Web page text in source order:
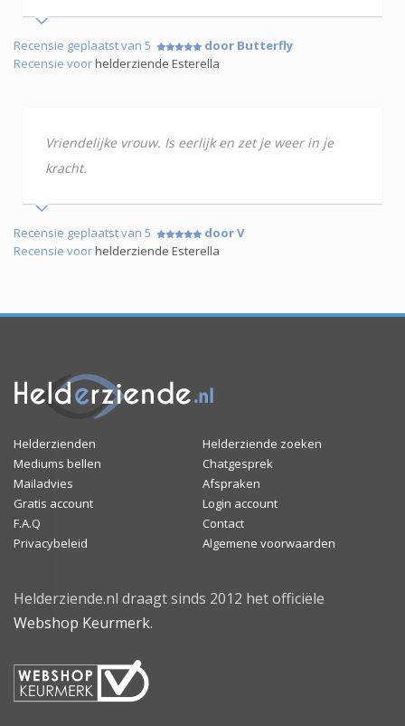
Recensie geplaatst van 5
door Butterfly
Recensie voorhelderziende Esterella
Vriendelijke vrouw. Is eerlijk en zet je weer in je
kracht.
Recensie geplaatst van 5
door V
Recensie voorhelderziende Esterella
Helderzienden
Helderziende zoeken
Mediums bellen
Chatgesprek
Mailadvies
Afspraken
Gratis account
Login account
F.A.Q
Contact
Privacybeleid
Algemene voorwaarden
Helderziende.nl draagt sinds 2012 het officiële
Webshop Keurmerk.